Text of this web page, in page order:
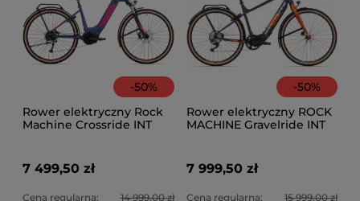
-50%
Rower elektryczny Rock
Machine Crossride INT
7 499,50 zł
Cena regularna: 14 999,00 zł
-50%
Rower elektryczny ROCK
MACHINE Gravelride INT
7 999,50 zł
Cena regularna: 15 999,00 zł